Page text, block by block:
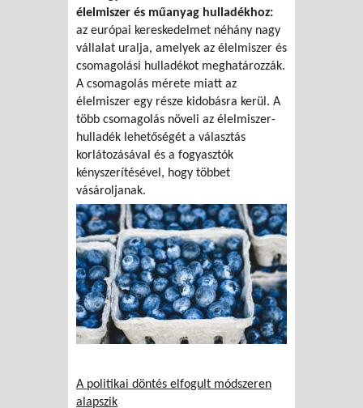
élelmiszer és műanyag hulladékhoz:
az európai kereskedelmet néhány nagy
vállalat uralja, amelyek az élelmiszer és
csomagolási hulladékot meghatározzák.
A csomagolás mérete miatt az
élelmiszer egy része kidobásra kerül. A
több csomagolás növeli az élelmiszer-
hulladék lehetőségét a választás
korlátozásával és a fogyasztók
kényszerítésével, hogy többet
vásároljanak.
A politikai döntés elfogult módszeren
alapszik